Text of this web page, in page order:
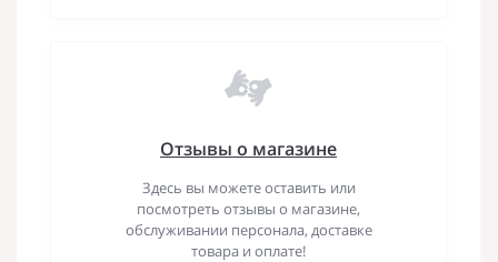
Отзывы о магазине
Здесь вы можете оставить или
посмотреть отзывы о магазине,
обслуживании персонала, доставке
товара и оплате!